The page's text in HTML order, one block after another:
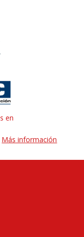
Más información